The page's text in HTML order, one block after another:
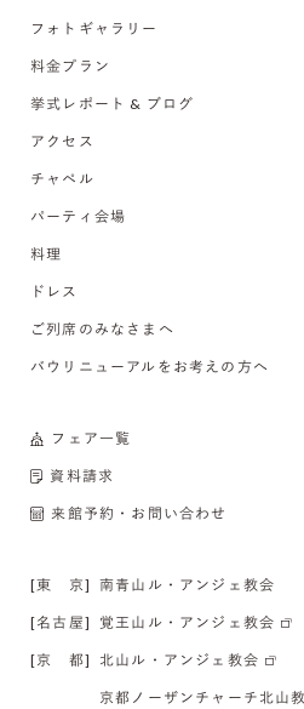
フォトギャラリー
料金プラン
挙式レポート & ブログ
アクセス
チャペル
パーティ会場
料理
ドレス
ご列席のみなさまへ
バウリニューアルをお考えの方へ
フェア一覧
資料請求
来館予約・お問い合わせ
[東 京] 南青山ル・アンジェ教会
[名古屋] 覚王山ル・アンジェ教会
[京 都] 北山ル・アンジェ教会
京都ノーザンチャーチ北山